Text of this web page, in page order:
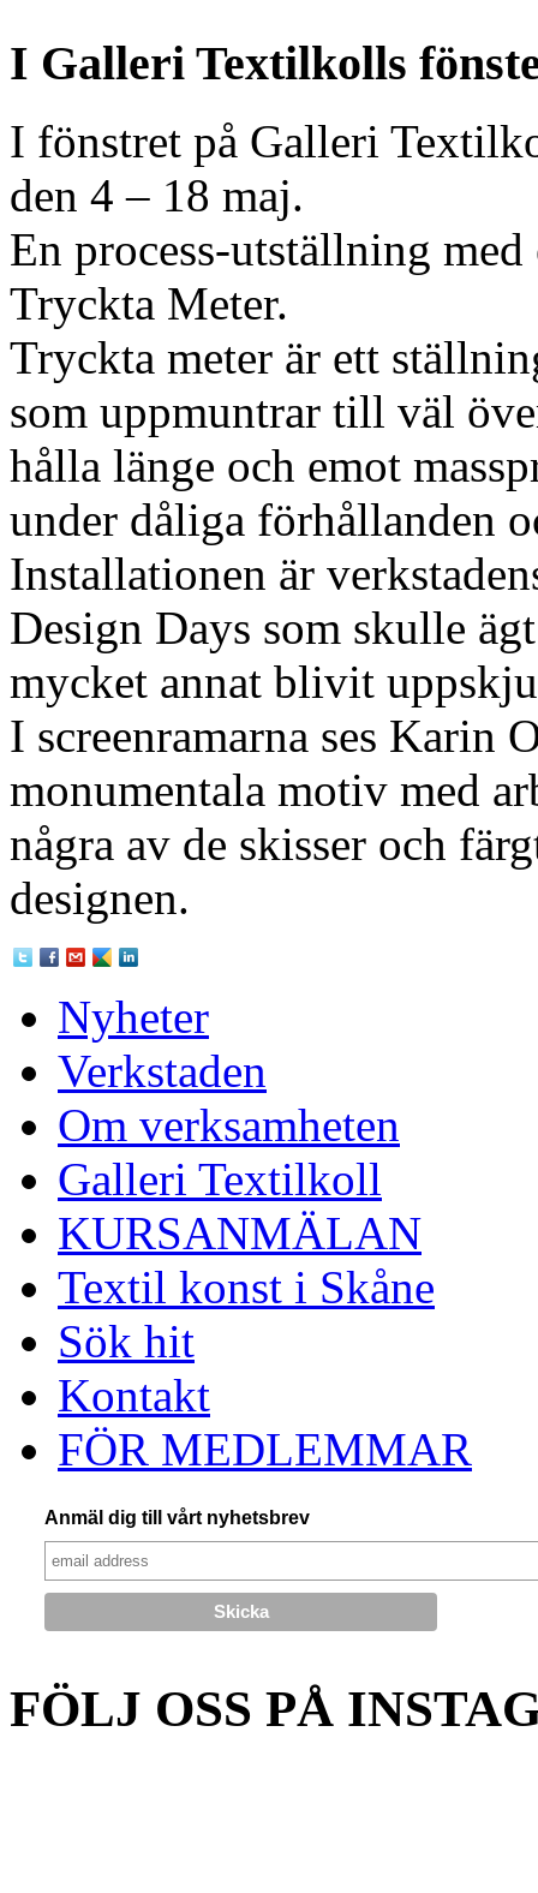
I Galleri Textilkolls
I fönstret på Galleri
den 4 – 18 maj.
En process-utställning
Tryckta Meter.
Tryckta meter är ett
som uppmuntrar till väl
hålla länge och emot
under dåliga förhållanden
Installationen är
Design Days som skulle
mycket annat blivit
I screenramarna ses Karin
monumentala motiv med
några av de skisser och
designen.
Nyheter
Verkstaden
Om verksamheten
Galleri Textilkoll
KURSANMÄLAN
Textil konst i Skåne
Sök hit
Kontakt
FÖR MEDLEMMAR
Anmäl dig till vårt nyhetsbrev
FÖLJ OSS PÅ